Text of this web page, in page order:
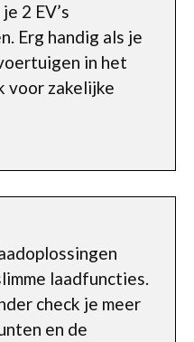
2 EV’s
Erg handig als je
in het
voor zakelijke
laadfuncties.
check je meer
en de